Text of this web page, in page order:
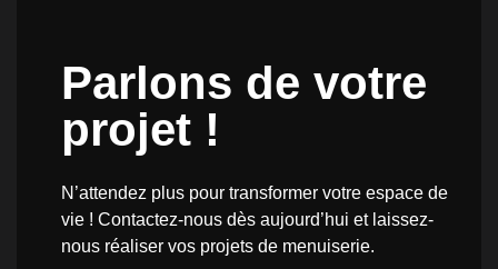
Parlons de votre
projet !
N’attendez plus pour transformer votre espace de
vie ! Contactez-nous dès aujourd’hui et laissez-
nous réaliser vos projets de menuiserie.